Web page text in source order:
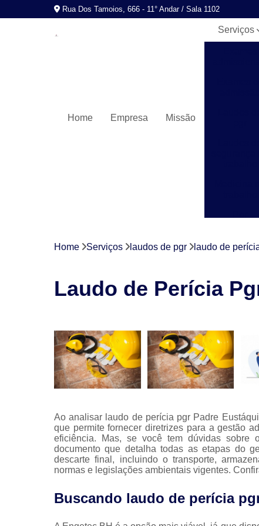
Rua Dos Tamoios, 666 - 11° Andar / Sala 1102
Home Empresa Missão
Serviços
de
Home Serviços laudos de pgr laudo de
Laudo de Perícia
Ao analisar laudo de perícia pgr Padre
que permite fornecer diretrizes para a gestão
eficiência. Mas, se você tem dúvidas sobre
documento que detalha todas as etapas do
descarte final, incluindo o transporte,
normas e legislações ambientais vigentes.
Buscando laudo de perícia